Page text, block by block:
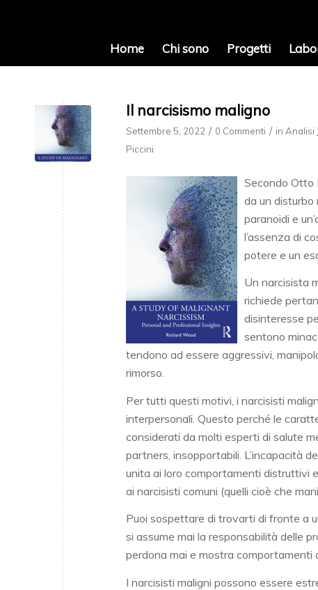
Home Chi sono Progetti
Il narcisismo maligno
Settembre 5, 2022 / 0 Commenti / in Analisi
Piccini
Secondo Otto
da un
paranoidi e
l’assenza di
potere e un
Un narcisista
richiede
disinteresse
sentono
tendono ad essere aggressivi,
rimorso.
Per tutti questi motivi, i narcisisti
interpersonali. Questo perché le
considerati da molti esperti di salute
partners, insopportabili. L’incapacità
unita ai loro comportamenti distruttivi
ai narcisisti comuni (quelli cioè che
Puoi sospettare di trovarti di fronte a
si assume mai la responsabilità delle
perdona mai e mostra comportamenti
I narcisisti maligni possono essere